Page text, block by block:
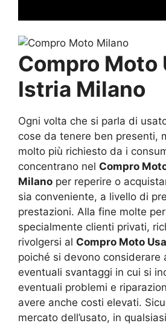
Compro Moto
Istria Milano
Ogni volta che si parla di
cose da tenere ben presenti,
molto più richiesto da i
concentrano nel Compro
Milano per reperire o
sia conveniente, a livello di
prestazioni. Alla fine molte
specialmente clienti privati,
rivolgersi al Compro Moto
poiché si devono considerare
eventuali svantaggi in cui si
eventuali problemi e
avere anche costi elevati.
mercato dell’usato, in